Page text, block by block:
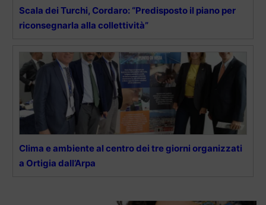
Scala dei Turchi, Cordaro: “Predisposto il piano per
riconsegnarla alla collettività”
Clima e ambiente al centro dei tre giorni organizzati
a Ortigia dall’Arpa